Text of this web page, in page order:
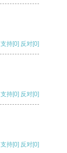
支持[0] 反对[0]
支持[0] 反对[0]
支持[0] 反对[0]